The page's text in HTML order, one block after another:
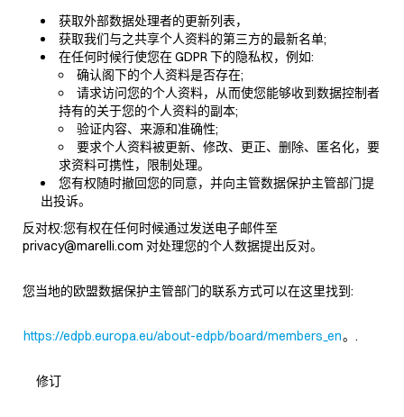
获取外部数据处理者的更新列表，
获取我们与之共享个人资料的第三方的最新名单;
在任何时候行使您在 GDPR 下的隐私权，例如:
确认阁下的个人资料是否存在;
请求访问您的个人资料，从而使您能够收到数据控制者
持有的关于您的个人资料的副本;
验证内容、来源和准确性;
要求个人资料被更新、修改、更正、删除、匿名化，要
求资料可携性，限制处理。
您有权随时撤回您的同意，并向主管数据保护主管部门提
出投诉。
反对权:您有权在任何时候通过发送电子邮件至
privacy@marelli.com 对处理您的个人数据提出反对。
您当地的欧盟数据保护主管部门的联系方式可以在这里找到:
https://edpb.europa.eu/about-edpb/board/members_en。.
修订